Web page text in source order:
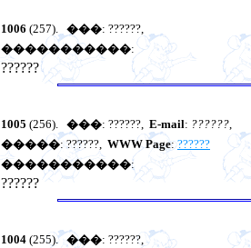
1006 (257). ���: ??????,
�����������:
??????
1005 (256). ���: ??????, E-mail: ??????,
�����: ??????, WWW Page:??????
�����������:
??????
1004 (255). ���: ??????,